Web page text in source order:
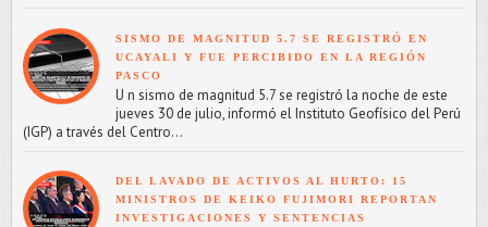
SISMO DE MAGNITUD 5.7 SE REGISTRÓ EN
UCAYALI Y FUE PERCIBIDO EN LA REGIÓN
PASCO
U n sismo de magnitud 5.7 se registró la noche de este
jueves 30 de julio, informó el Instituto Geofísico del Perú
(IGP) a través del Centro...
DEL LAVADO DE ACTIVOS AL HURTO: 15
MINISTROS DE KEIKO FUJIMORI REPORTAN
INVESTIGACIONES Y SENTENCIAS